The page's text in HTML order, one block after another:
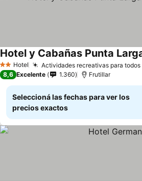
2 Estrellas
Hotel Actividades recreativas para todos
Ver precios
8,6 Excelente 1.360 Frutillar
Seleccioná las fechas para ver los
precios exactos